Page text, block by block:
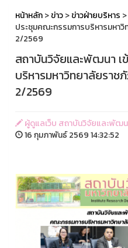
หน้าหลัก>ข่าว>ข่าวฝ่ายบริหาร
ประชุมคณะกรรมการบริหารมหา
2/2569
สถาบันวิจัยและพัฒนา เ
บริหารมหาวิทยาลัยราช
2/2569
ผู้ดูแลเว็บ สถาบันวิจัยและพัฒ
16 กุมภาพันธ์ 2569 14:32:52